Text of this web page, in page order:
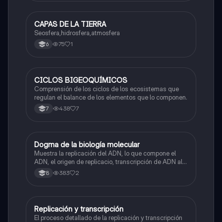
Biologia
CAPAS DE LA TIERRA
Seosfera,hidrosfera,atmosfera
6 75 1
Biologia
CICLOS BIGEOQUÍMICOS
Comprensión de los ciclos de los ecosistemas que
regulan el balance de los elementos que lo componen.
7 438 7
Biologia
Dogma de la biología molecular
Muestra la replicación del ADN, lo que compone el
ADN, el origen de replicacio, transcripción de ADN al
ARN y traducción de ARN a proteína.
8 383 2
Biologia
Replicación y transcripción
El proceso detallado de la replicación y transcripción